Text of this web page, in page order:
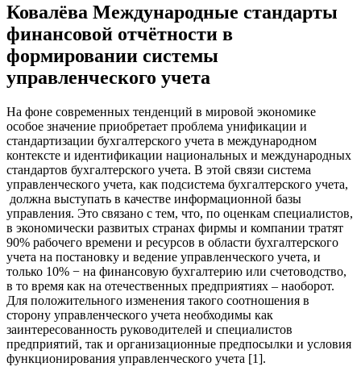
Ковалёва Международные стандарты
финансовой отчётности в
формировании системы
управленческого учета
На фоне современных тенденций в мировой экономике
особое значение приобретает проблема унификации и
стандартизации бухгалтерского учета в международном
контексте и идентификации национальных и международных
стандартов бухгалтерского учета. В этой связи система
управленческого учета, как подсистема бухгалтерского учета,
должна выступать в качестве информационной базы
управления. Это связано с тем, что, по оценкам специалистов,
в экономически развитых странах фирмы и компании тратят
90% рабочего времени и ресурсов в области бухгалтерского
учета на постановку и ведение управленческого учета, и
только 10% − на финансовую бухгалтерию или счетоводство,
в то время как на отечественных предприятиях – наоборот.
Для положительного изменения такого соотношения в
сторону управленческого учета необходимы как
заинтересованность руководителей и специалистов
предприятий, так и организационные предпосылки и условия
функционирования управленческого учета [1].